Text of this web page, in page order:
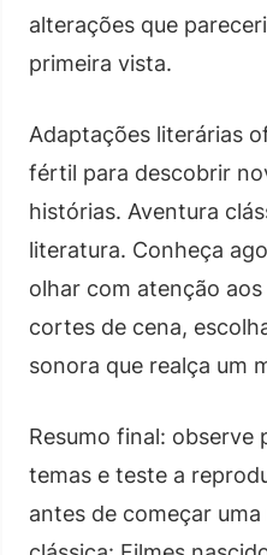
alterações que
primeira vista.
Adaptações literárias
fértil para descobrir
histórias. Aventura
literatura. Conheça
olhar com atenção
cortes de cena,
sonora que realça um
Resumo final: observe
temas e teste a
antes de começar